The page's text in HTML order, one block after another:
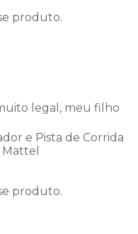
produto.
legal, meu filho
e Pista de Corrida
produto.